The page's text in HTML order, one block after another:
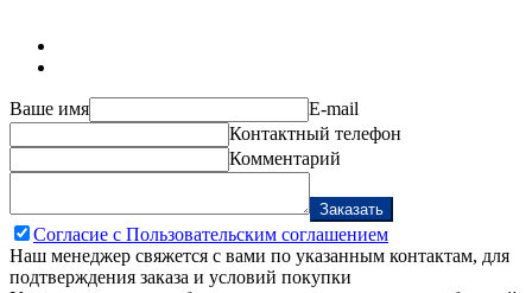
Ваше имя
E-mail
Контактный телефон
Комментарий
Заказать
Согласие с Пользовательским соглашением
Наш менеджер свяжется с вами по указанным контактам, для
подтверждения заказа и условий покупки